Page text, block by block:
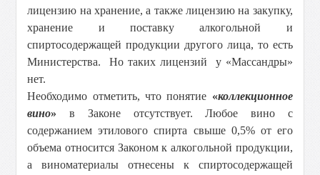
лицензию на хранение, а также лицензию на закупку,
хранение и поставку алкогольной и
спиртосодержащей продукции другого лица, то есть
Министерства. Но таких лицензий у «Массандры»
нет.
Необходимо отметить, что понятие «коллекционное
вино» в Законе отсутствует. Любое вино с
содержанием этилового спирта свыше 0,5% от его
объема относится Законом к алкогольной продукции,
а виноматериалы отнесены к спиртосодержащей